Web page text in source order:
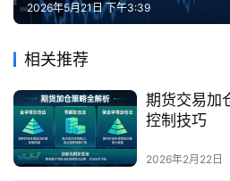
德
期
恒
指
期
2026年5月21日 下午3:39
相关推荐
期货交易加
控制技巧
2026年2月22日